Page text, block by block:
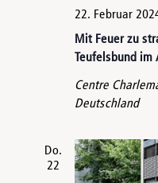
Mit Feuer zu
Teufelsbund im
22. Februar
Centre
Deutschland
Do.
22